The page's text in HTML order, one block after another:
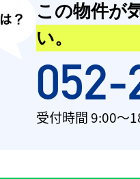
この物件が
い。
052-
受付時間 9:00